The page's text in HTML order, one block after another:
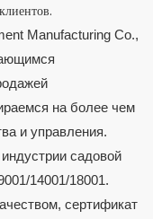
Manufacturing Co.,
на более чем
и управления.
садовой
14001/18001.
сертификат